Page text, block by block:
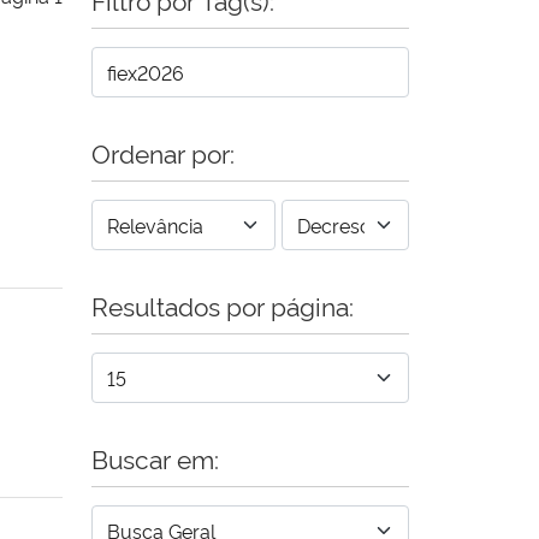
Ordenar por:
Resultados por página:
Buscar em: